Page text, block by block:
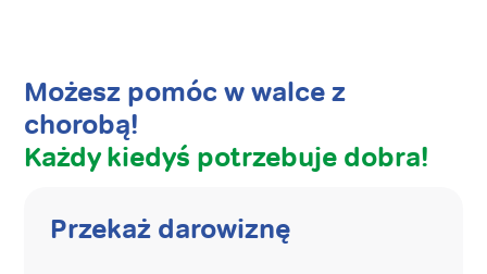
Możesz pomóc w walce z
chorobą!
Każdy kiedyś potrzebuje dobra!
Przekaż darowiznę